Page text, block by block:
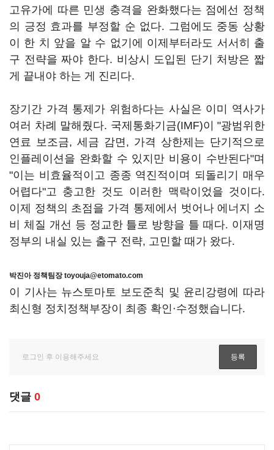
고유가에 따른 민생 충격을 완화했다는 점에선 정책
의 긍정 효과를 부정할 순 없다. 그럼에도 중동 상황
이 한 치 앞을 알 수 없기에 이제부터라도 서서히 출
구 전략을 짜야 한다. 비상시 도입된 단기 처방은 짧
게 끝내야 하는 게 진리다.
장기간 가격 통제가 위험하다는 사실은 이미 역사가
여러 차례 말해줬다. 국제통화기금(IMF)이 "광범위한
연료 보조금, 세금 감면, 가격 상한제는 단기적으로
인플레이션을 완화할 수 있지만 비용이 수반된다"며
"이는 비효율적이고 종종 역진적이며 되돌리기 매우
어렵다"고 충고한 것도 이러한 맥락이었을 것이다.
이제 정책의 초점을 가격 통제에서 벗어나 에너지 소
비 체질 개선 등 정교한 틀로 방향을 틀 때다. 이재명
정부의 내실 있는 출구 전략, 고민할 때가 왔다.
박진아 정책팀장 toyouja@etomato.com
이 기사는 뉴스토마토 보도준칙 및 윤리강령에 따라
최신형 정치정책부장이 최종 확인·수정했습니다.
댓글 0